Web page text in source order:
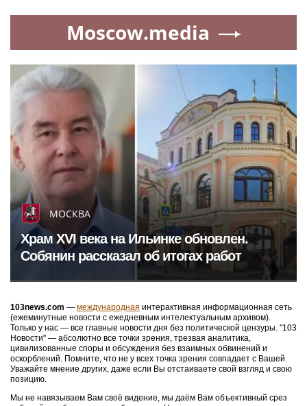
Moscow.media
МОСКВА
Храм XVI века на Ильинке обновлен.
Собянин рассказал об итогах работ
103news.com — международная интерактивная информационная сеть
(ежеминутные новости с ежедневным интелектуальным архивом).
Только у нас — все главные новости дня без политической цензуры. "103
Новости" — абсолютно все точки зрения, трезвая аналитика,
цивилизованные споры и обсуждения без взаимных обвинений и
оскорблений. Помните, что не у всех точка зрения совпадает с Вашей.
Уважайте мнение других, даже если Вы отстаиваете свой взгляд и свою
позицию.
Мы не навязываем Вам своё видение, мы даём Вам объективный срез